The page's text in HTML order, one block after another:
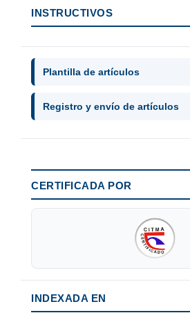
INSTRUCTIVOS
Plantilla de artículos
Registro y envío de artículos
CERTIFICADA POR
INDEXADA EN